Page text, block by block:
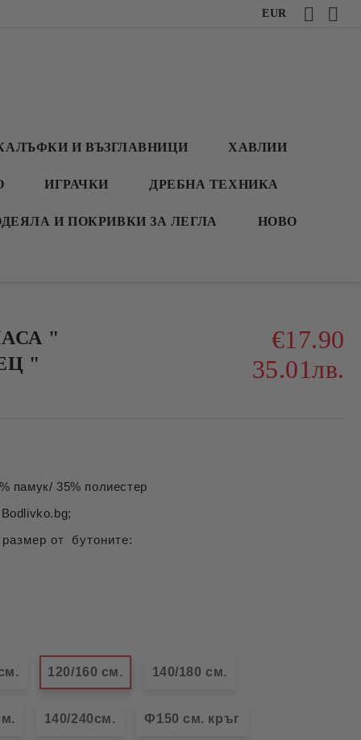
EUR
И ВЪЗГЛАВНИЦИ ХАВЛИИ
ИГРАЧКИ ДРЕБНА ТЕХНИКА
И ПОКРИВКИ ЗА ЛЕГЛА НОВО
"
"
€17.90
35.01лв.
35% полиестер
от бутоните:
120/160 см. 140/180 см.
140/240см. Ф150 см. кръг